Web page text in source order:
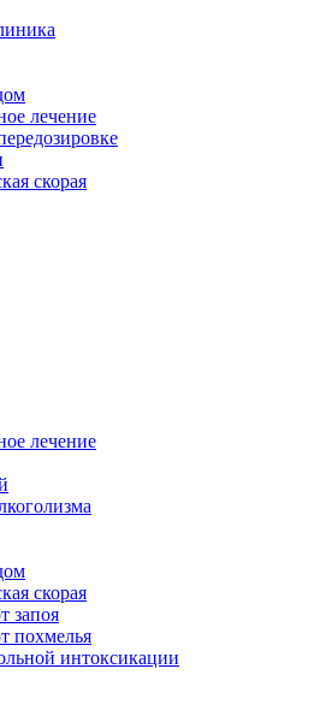
лечение
скорая
лечение
скорая
запоя
похмелья
интоксикации